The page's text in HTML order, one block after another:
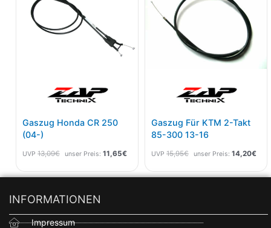
Gaszug Honda CR 250
(04-)
UVP 13,09€ unser Preis: 11,65€
Gaszug Für KTM 2-Takt
85-300 13-16
UVP 15,95€ unser Preis: 14,20€
INFORMATIONEN
Impressum